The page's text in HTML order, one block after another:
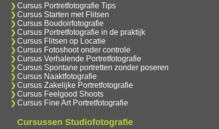
Cursus Portretfotografie Tips
Cursus Starten met Flitsen
Cursus Boudoirfotografie
Cursus Portretfotografie in de praktijk
Cursus Flitsen op Locatie
Cursus Fotoshoot onder controle
Cursus Verhalende Portretfotografie
Cursus Spontane portretten zonder poseren
Cursus Naaktfotografie
Cursus Zakelijke Portretfotografie
Cursus Feelgood Shoots
Cursus Fine Art Portretfotografie
Cursussen Studiofotografie